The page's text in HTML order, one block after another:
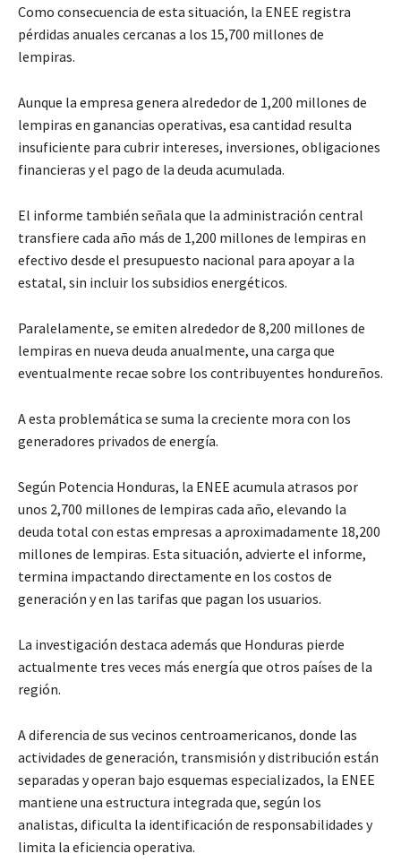
Como consecuencia de esta situación, la ENEE registra
pérdidas anuales cercanas a los 15,700 millones de
lempiras.
Aunque la empresa genera alrededor de 1,200 millones de
lempiras en ganancias operativas, esa cantidad resulta
insuficiente para cubrir intereses, inversiones, obligaciones
financieras y el pago de la deuda acumulada.
El informe también señala que la administración central
transfiere cada año más de 1,200 millones de lempiras en
efectivo desde el presupuesto nacional para apoyar a la
estatal, sin incluir los subsidios energéticos.
Paralelamente, se emiten alrededor de 8,200 millones de
lempiras en nueva deuda anualmente, una carga que
eventualmente recae sobre los contribuyentes hondureños.
A esta problemática se suma la creciente mora con los
generadores privados de energía.
Según Potencia Honduras, la ENEE acumula atrasos por
unos 2,700 millones de lempiras cada año, elevando la
deuda total con estas empresas a aproximadamente 18,200
millones de lempiras. Esta situación, advierte el informe,
termina impactando directamente en los costos de
generación y en las tarifas que pagan los usuarios.
La investigación destaca además que Honduras pierde
actualmente tres veces más energía que otros países de la
región.
A diferencia de sus vecinos centroamericanos, donde las
actividades de generación, transmisión y distribución están
separadas y operan bajo esquemas especializados, la ENEE
mantiene una estructura integrada que, según los
analistas, dificulta la identificación de responsabilidades y
limita la eficiencia operativa.